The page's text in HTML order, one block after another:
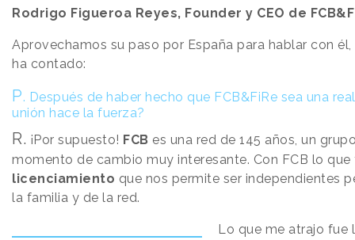
Rodrigo Figueroa Reyes, Founder y CEO de
Aprovechamos su paso por España para hablar con
ha contado:
P. Después de haber hecho que FCB&FiRe sea una
unión hace la fuerza?
R. ¡Por supuesto! FCB es una red de 145 años, un
momento de cambio muy interesante. Con FCB lo que
licenciamiento que nos permite ser independientes
la familia y de la red.
Lo que me atrajo fue